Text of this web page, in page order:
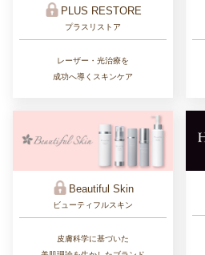
PLUS RESTORE
プラスリストア
レーザー・光治療を
成功へ導くスキンケア
Beautiful Skin
ビューティフルスキン
皮膚科学に基づいた